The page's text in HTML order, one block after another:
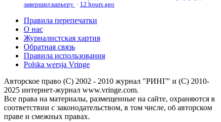
завершил карьеру · 12 hours ago
Правила перепечатки
О нас
Журналистская хартия
Обратная связь
Правила использования
Polska wersja Vringe
Авторское право (С) 2002 - 2010 журнал "РИНГ" и (С) 2010-
2025 интернет-журнал www.vringe.com.
Все права на материалы, размещенные на сайте, охраняются в
соответствии с законодательством, в том числе, об авторском
праве и смежных правах.